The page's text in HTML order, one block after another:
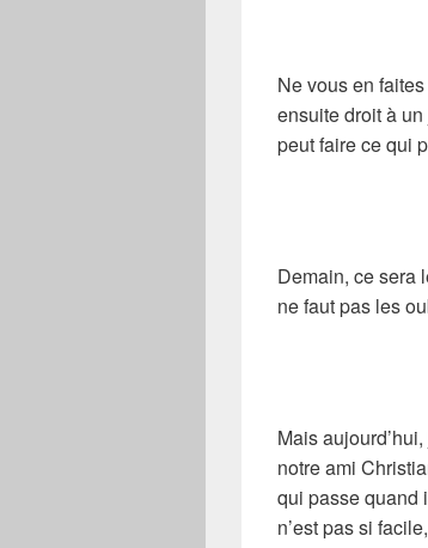
Ne vous en
ensuite droit à
peut faire ce qui
Demain, ce sera
ne faut pas les
Mais
notre ami
qui passe quand
n’est pas si